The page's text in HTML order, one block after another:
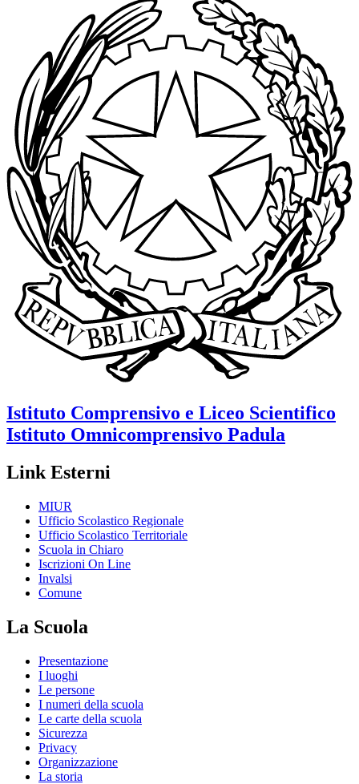
Istituto Comprensivo e Liceo Scientifico
Istituto Omnicomprensivo Padula
Link Esterni
MIUR
Ufficio Scolastico Regionale
Ufficio Scolastico Territoriale
Scuola in Chiaro
Iscrizioni On Line
Invalsi
Comune
La Scuola
Presentazione
I luoghi
Le persone
I numeri della scuola
Le carte della scuola
Sicurezza
Privacy
Organizzazione
La storia